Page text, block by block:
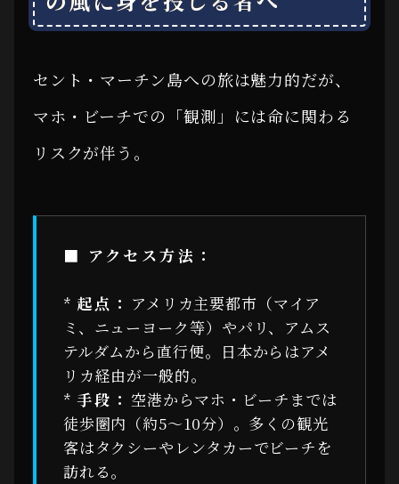
セント・マーチン島への旅は魅力的だが、
マホ・ビーチでの「観測」には命に関わる
リスクが伴う。
■ アクセス方法：
* 起点： アメリカ主要都市（マイア
ミ、ニューヨーク等）やパリ、アムス
テルダムから直行便。日本からはアメ
リカ経由が一般的。
* 手段： 空港からマホ・ビーチまでは
徒歩圏内（約5〜10分）。多くの観光
客はタクシーやレンタカーでビーチを
訪れる。